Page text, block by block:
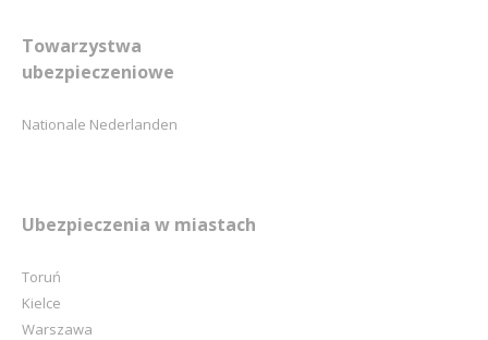
Towarzystwa
ubezpieczeniowe
Nationale Nederlanden
Ubezpieczenia w miastach
Toruń
Kielce
Warszawa